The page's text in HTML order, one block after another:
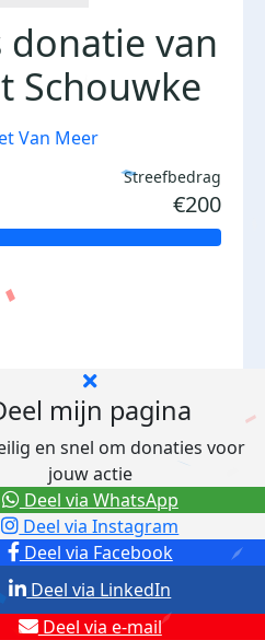
donatie van
Schouwke
Van Meer
Streefbedrag
€200
mijn pagina
en snel om donaties voor
jouw actie
Deel via Facebook
Deel via Instagram
Deel via e-mail
Deel via LinkedIn
Deel via WhatsApp